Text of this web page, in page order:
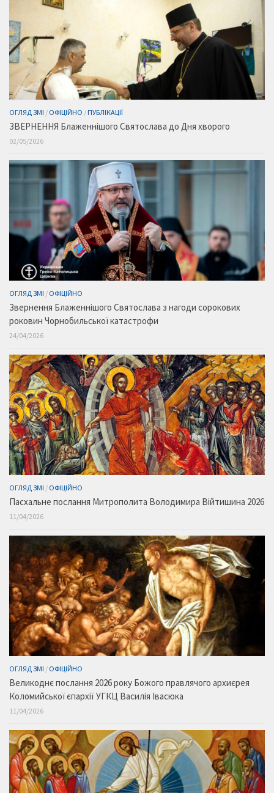
ОГЛЯД ЗМІ / ОФІЦІЙНО /ПУБЛІКАЦІЇ
ЗВЕРНЕННЯ Блаженнішого Святослава до Дня хворого
02/05/2026
ОГЛЯД ЗМІ / ОФІЦІЙНО
Звернення Блаженнішого Святослава з нагоди сорокових
роковин Чорнобильської катастрофи
24/04/2026
ОГЛЯД ЗМІ / ОФІЦІЙНО
Пасхальне послання Митрополита Володимира Війтишина 2026
11/04/2026
ОГЛЯД ЗМІ / ОФІЦІЙНО
Великоднє послання 2026 року Божого правлячого архиєрея
Коломийської єпархії УГКЦ Василія Івасюка
11/04/2026